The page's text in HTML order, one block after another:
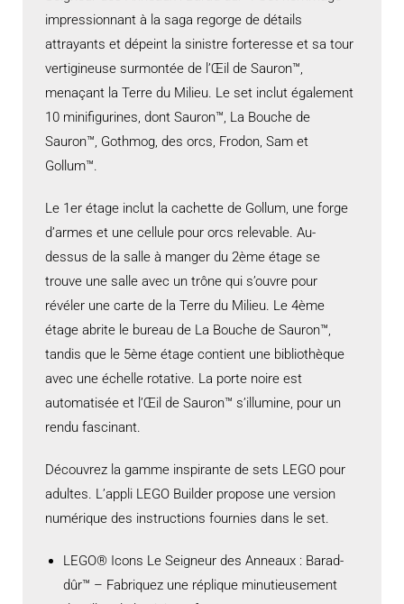
impressionnant à la saga regorge de détails
attrayants et dépeint la sinistre forteresse et sa tour
vertigineuse surmontée de l’Œil de Sauron™,
menaçant la Terre du Milieu. Le set inclut également
10 minifigurines, dont Sauron™, La Bouche de
Sauron™, Gothmog, des orcs, Frodon, Sam et
Gollum™.
Le 1er étage inclut la cachette de Gollum, une forge
d’armes et une cellule pour orcs relevable. Au-
dessus de la salle à manger du 2ème étage se
trouve une salle avec un trône qui s’ouvre pour
révéler une carte de la Terre du Milieu. Le 4ème
étage abrite le bureau de La Bouche de Sauron™,
tandis que le 5ème étage contient une bibliothèque
avec une échelle rotative. La porte noire est
automatisée et l’Œil de Sauron™ s’illumine, pour un
rendu fascinant.
Découvrez la gamme inspirante de sets LEGO pour
adultes. L’appli LEGO Builder propose une version
numérique des instructions fournies dans le set.
LEGO® Icons Le Seigneur des Anneaux : Barad-
dûr™ – Fabriquez une réplique minutieusement